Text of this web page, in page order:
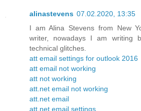
alinastevens 07.02.2020, 13:35
I am Alina Stevens from New
writer, nowadays I am writing
technical glitches.
att email settings for outlook 2016
att email not working
att not working
att.net email not working
att.net email
att.net email settings